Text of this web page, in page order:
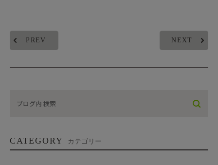
PREV NEXT
CATEGORY カテゴリー